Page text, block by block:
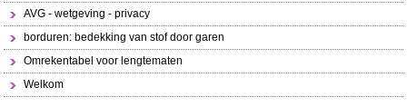
AVG - wetgeving - privacy
borduren: bedekking van stof door garen
Omrekentabel voor lengtematen
Welkom